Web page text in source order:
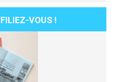
VOUS !